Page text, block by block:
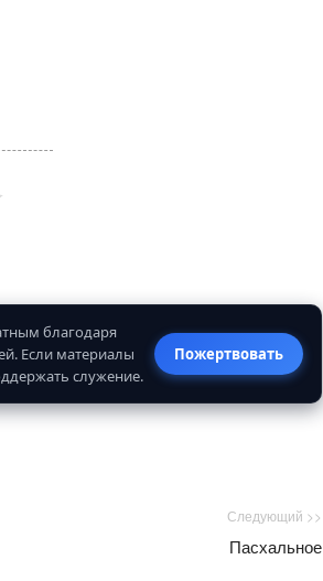
благодаря
Если материалы
служение.
Пожертвовать
Следующий >>
Пасхальное